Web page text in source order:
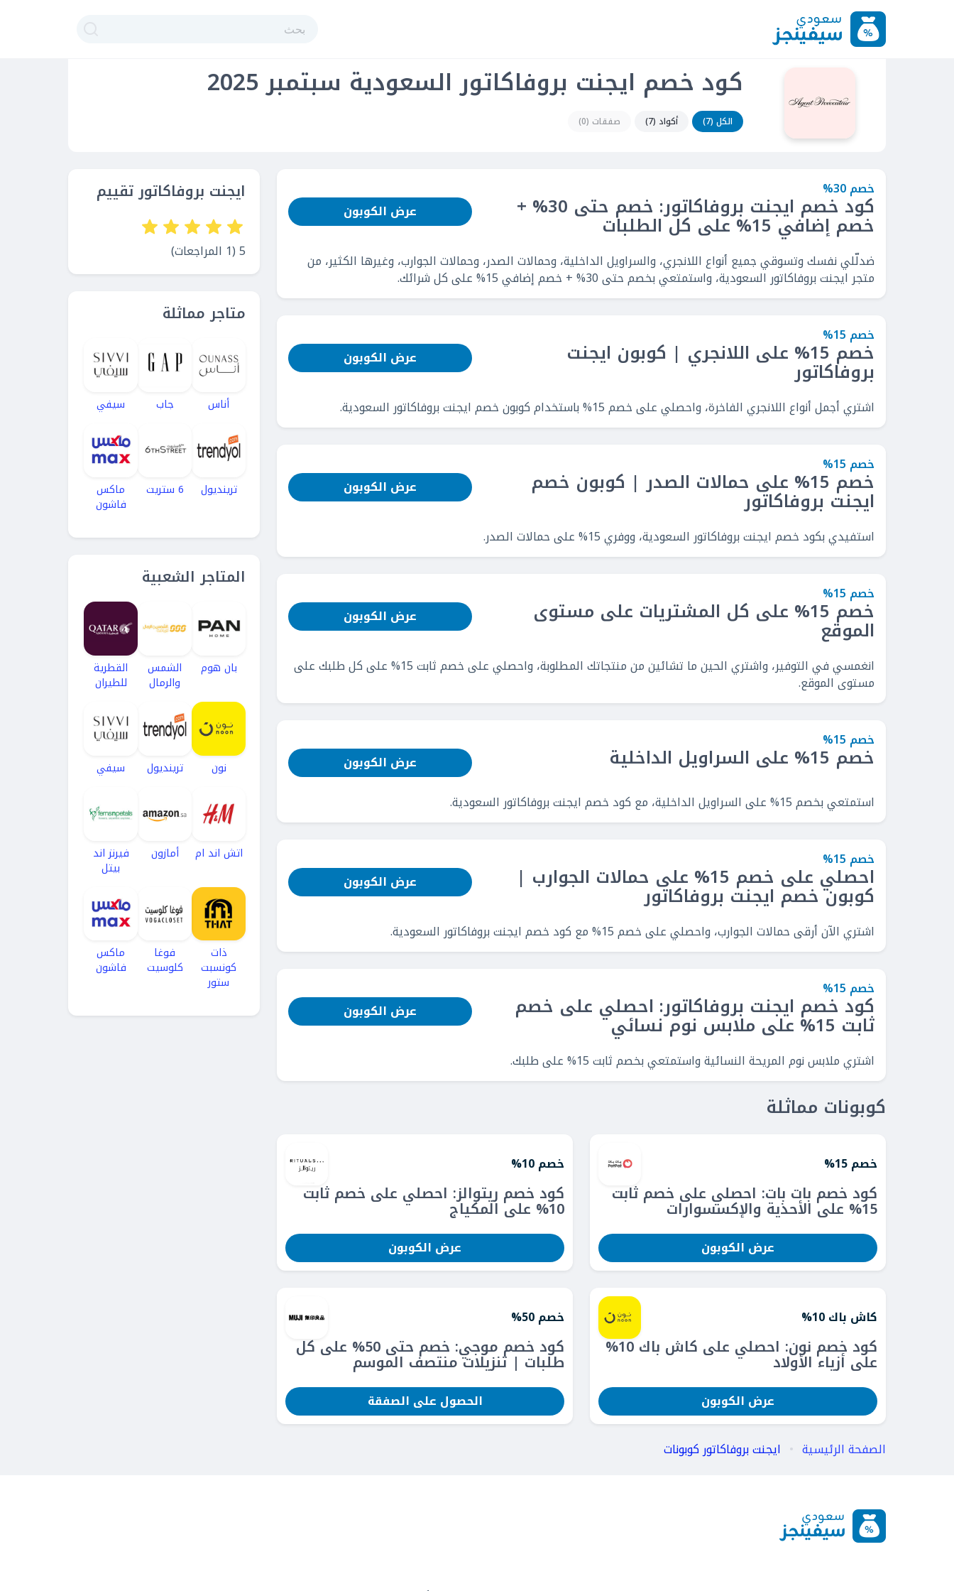
كود خصم ايجنت بروفاكاتور السعودية سبتمبر 2025
الكل (7) أكواد (7) صفقات (0)
خصم 30%
كود خصم ايجنت بروفاكاتور: خصم حتى 30% +
خصم إضافي 15% على كل الطلبات عرض الكوبون
ضدلّلي نفسك وتسوقي جميع أنواع اللانجري، والسراويل الداخلية، وحمالات الصدر، وحمالات الجوارب، وغيرها الكثير، من
متجر ايجنت بروفاكاتور السعودية، واستمتعي بخصم حتى 30% + خصم إضافي 15% على كل شرائك.
خصم 15%
خصم 15% على اللانجري | كوبون ايجنت
بروفاكاتور عرض الكوبون
اشتري أجمل أنواع اللانجري الفاخرة، واحصلي على خصم 15% باستخدام كوبون خصم ايجنت بروفاكاتور السعودية.
خصم 15%
خصم 15% على حمالات الصدر | كوبون خصم
ايجنت بروفاكاتور عرض الكوبون
استفيدي بكود خصم ايجنت بروفاكاتور السعودية، ووفري 15% على حمالات الصدر.
خصم 15%
خصم 15% على كل المشتريات على مستوى
الموقع عرض الكوبون
انغمسي في التوفير، واشتري الحين ما تشائين من منتجاتك المطلوبة، واحصلي على خصم ثابت 15% على كل طلبك على
مستوى الموقع.
خصم 15%
خصم 15% على السراويل الداخلية
عرض الكوبون
استمتعي بخصم 15% على السراويل الداخلية، مع كود خصم ايجنت بروفاكاتور السعودية.
خصم 15%
احصلي على خصم 15% على حمالات الجوارب |
كوبون خصم ايجنت بروفاكاتور عرض الكوبون
اشتري الآن أرقى حمالات الجوارب، واحصلي على خصم 15% مع كود خصم ايجنت بروفاكاتور السعودية.
خصم 15%
كود خصم ايجنت بروفاكاتور: احصلي على خصم
ثابت 15% على ملابس نوم نسائي عرض الكوبون
اشتري ملابس نوم المريحة النسائية واستمتعي بخصم ثابت 15% على طلبك.
كوبونات مماثلة
خصم 15%
كود خصم بات بات: احصلي على خصم ثابت
15% على الأحذية والإكسسوارات
عرض الكوبون
خصم 10%
كود خصم ريتوالز: احصلي على خصم ثابت
10% على المكياج
عرض الكوبون
كاش باك 10%
كود خصم نون: احصلي على كاش باك 10%
على أزياء الأولاد
عرض الكوبون
خصم 50%
كود خصم موجي: خصم حتى 50% على كل
طلبات | تنزيلات منتصف الموسم
الحصول على الصفقة
الصفحة الرئيسية ايجنت بروفاكاتور كوبونات
ايجنت بروفاكاتور تقييم
5 (1 المراجعات)
متاجر مماثلة
أناس جاب سيفي
ترينديول 6 ستريت ماكس
فاشون
المتاجر الشعبية
بان هوم الشمس
والرمال
القطرية
للطيران
نون ترينديول سيفي
اتش اند ام أمازون فيرنز اند
بيتل
ذات
كونسبت
ستور
فوغا
كلوسيت
ماكس
فاشون